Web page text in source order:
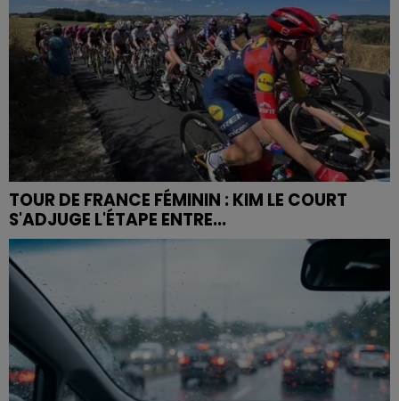
TOUR DE FRANCE FÉMININ : KIM LE COURT
S'ADJUGE L'ÉTAPE ENTRE...